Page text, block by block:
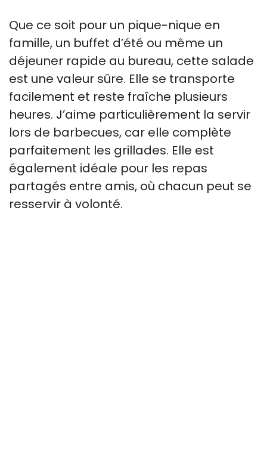
Que ce soit pour un pique-nique en
famille, un buffet d’été ou même un
déjeuner rapide au bureau, cette salade
est une valeur sûre. Elle se transporte
facilement et reste fraîche plusieurs
heures. J’aime particulièrement la servir
lors de barbecues, car elle complète
parfaitement les grillades. Elle est
également idéale pour les repas
partagés entre amis, où chacun peut se
resservir à volonté.